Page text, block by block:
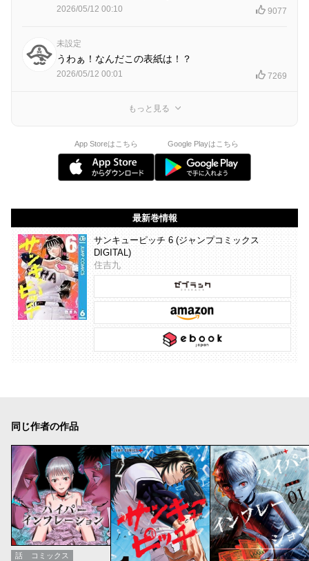
2026/05/12 00:10 9077
未設定
うわぁ！なんだこの表紙は！？
2026/05/12 00:01 7269
もっと見る
App Storeはこちら Google Playはこちら
最新巻情報
サンキューピッチ 6 (ジャンプコミックス
DIGITAL)
住吉九
同じ作者の作品
話 コミックス